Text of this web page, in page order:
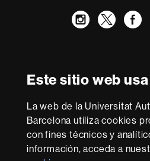
Este sitio web
La web de la Universitat
Barcelona utiliza cookies
con fines técnicos y
información, acceda a
Con la